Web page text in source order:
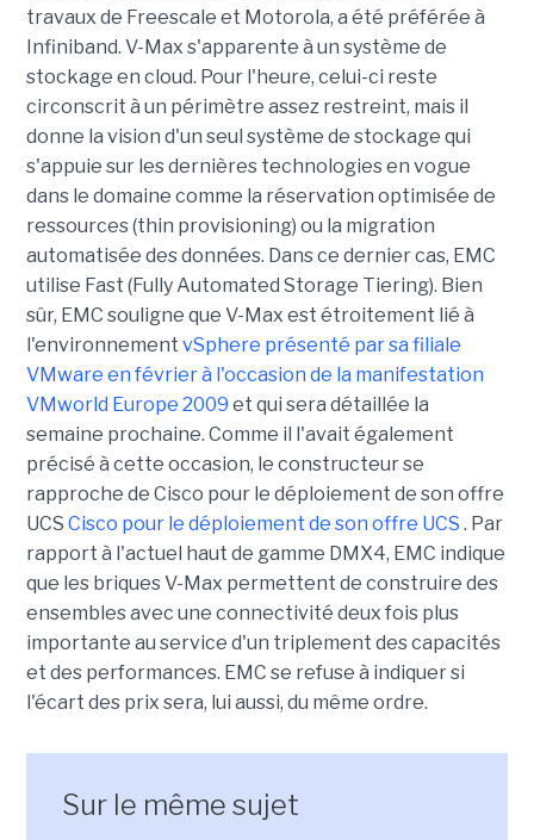
travaux de Freescale et Motorola, a été préférée à
Infiniband. V-Max s'apparente à un système de
stockage en cloud. Pour l'heure, celui-ci reste
circonscrit à un périmètre assez restreint, mais il
donne la vision d'un seul système de stockage qui
s'appuie sur les dernières technologies en vogue
dans le domaine comme la réservation optimisée de
ressources (thin provisioning) ou la migration
automatisée des données. Dans ce dernier cas, EMC
utilise Fast (Fully Automated Storage Tiering). Bien
sûr, EMC souligne que V-Max est étroitement lié à
l'environnement vSphere présenté par sa filiale
VMware en février à l'occasion de la manifestation
VMworld Europe 2009 et qui sera détaillée la
semaine prochaine. Comme il l'avait également
précisé à cette occasion, le constructeur se
rapproche de Cisco pour le déploiement de son offre
UCS Cisco pour le déploiement de son offre UCS . Par
rapport à l'actuel haut de gamme DMX4, EMC indique
que les briques V-Max permettent de construire des
ensembles avec une connectivité deux fois plus
importante au service d'un triplement des capacités
et des performances. EMC se refuse à indiquer si
l'écart des prix sera, lui aussi, du même ordre.
Sur le même sujet